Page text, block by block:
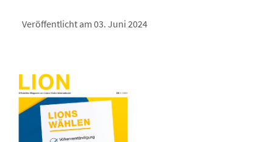
Veröffentlicht am 03. Juni 2024